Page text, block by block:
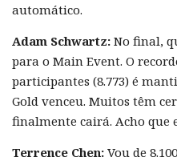
automático.
Adam Schwartz: No final,
para o Main Event. O
participantes (8.773) é
Gold venceu. Muitos têm
finalmente cairá. Acho que
Terrence Chen: Vou de